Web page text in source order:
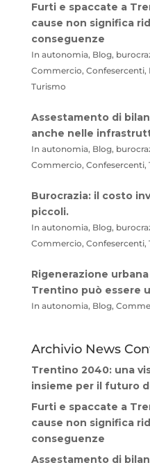
Furti e spaccate a
cause non significa
conseguenze
In autonomia, Blog,
Commercio, Confesercenti,
Turismo
Assestamento di
anche nelle
In autonomia, Blog,
Commercio, Confesercenti,
Burocrazia: il costo
piccoli.
In autonomia, Blog,
Commercio, Confesercenti,
Rigenerazione
Trentino può essere
In autonomia, Blog,
Archivio News
Trentino 2040: una
insieme per il futuro
Furti e spaccate a
cause non significa
conseguenze
Assestamento di